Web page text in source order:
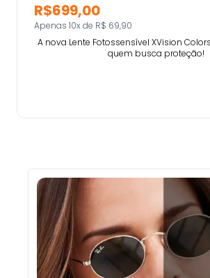
R$699,00
Apenas 10x de R$ 69,90
A nova Lente Fotossensível XVision
quem busca proteção!